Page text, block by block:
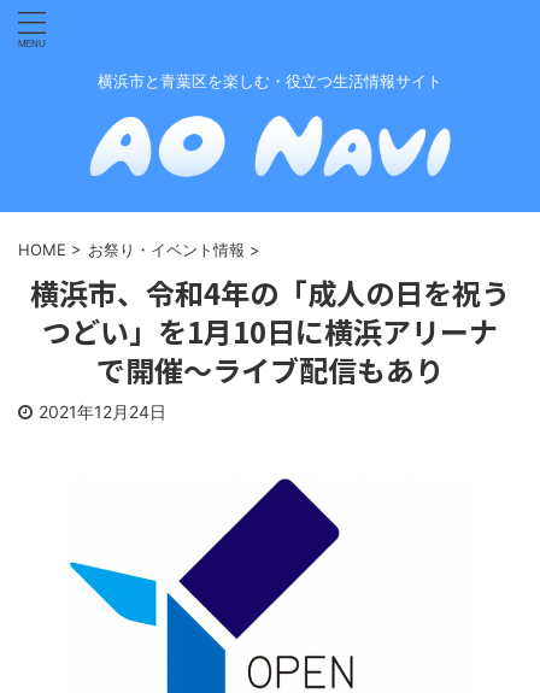
横浜市と青葉区を楽しむ・役立つ生活情報サイト
HOME > お祭り・イベント情報 >
横浜市、令和4年の「成人の日を祝う
つどい」を1月10日に横浜アリーナ
で開催〜ライブ配信もあり
2021年12月24日